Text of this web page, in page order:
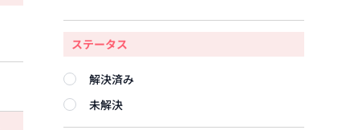
ステータス
解決済み
未解決